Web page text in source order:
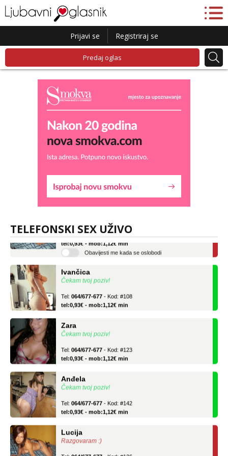
Prijavi se Registriraj se
Predaj oglas
TELEFONSKI SEX UŽIVO
Lucija
Tel: 064/677-677- Kod: #136
Obavijesti me kada se oslobodi
Ivančica
Čekam tvoj poziv!
Zara
Čekam tvoj poziv!
Anđela
Čekam tvoj poziv!
Lucija
Razgovaram :)